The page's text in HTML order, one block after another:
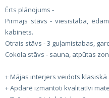
Ērts plānojums -
Pirmajs stāvs - viesistaba,
kabinets.
Otrais stāvs - 3 guļamistabas,
Cokola stāvs - sauna, atpūtas
+ Mājas interjers veidots klasiskā
+ Apdarē izmantoti kvalitatīvi